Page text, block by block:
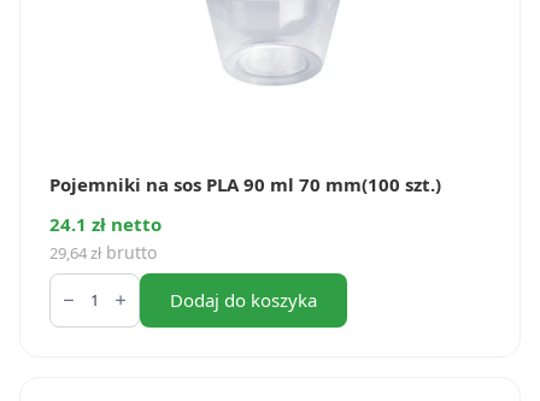
Pojemniki na sos PLA 90 ml 70 mm(100 szt.)
24.1 zł netto
29,64zł brutto
ilość
Pojemniki
na
Dodaj do koszyka